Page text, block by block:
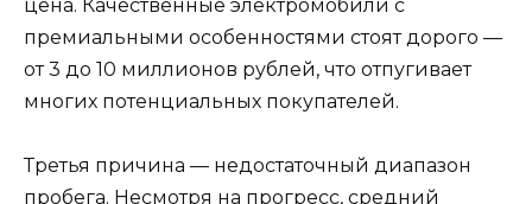
цена. Качественные электромобили с
премиальными особенностями стоят дорого —
от 3 до 10 миллионов рублей, что отпугивает
многих потенциальных покупателей.
Третья причина — недостаточный диапазон
пробега. Несмотря на прогресс, средний